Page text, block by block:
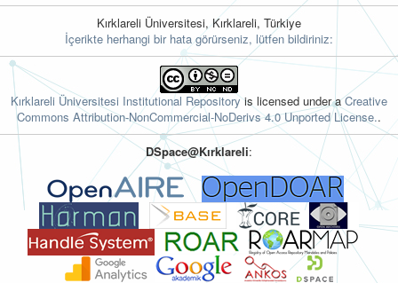
Kırklareli Üniversitesi, Kırklareli, Türkiye
İçerikte herhangi bir hata görürseniz, lütfen bildiriniz:
Kırklareli Üniversitesi Institutional Repository is licensed under aCreative
Commons Attribution-NonCommercial-NoDerivs 4.0 Unported License..
DSpace@Kırklareli: